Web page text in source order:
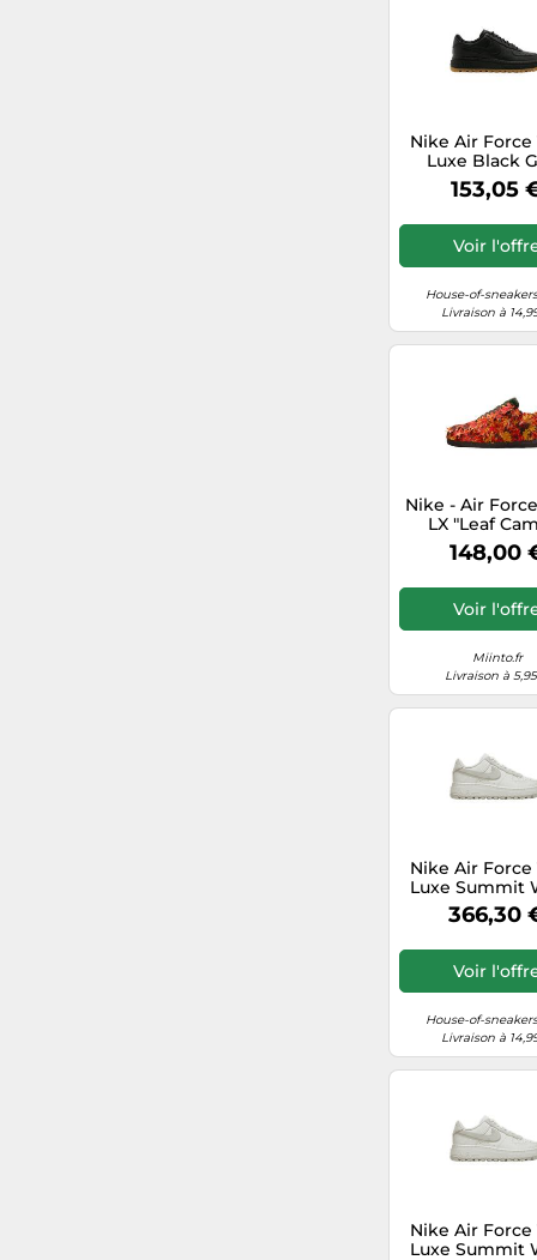
Nike Air Force
Luxe Black
153,05
Voir
House-of-
Livraison à
Nike - Air
LX "Leaf
Homme -
Multicolore -
148,00
Voir
Miinto.fr
Livraison à
Nike Air Force
Luxe Summit
Light
366,30
Voir
House-of-
Livraison à
Nike Air Force
Luxe Summit